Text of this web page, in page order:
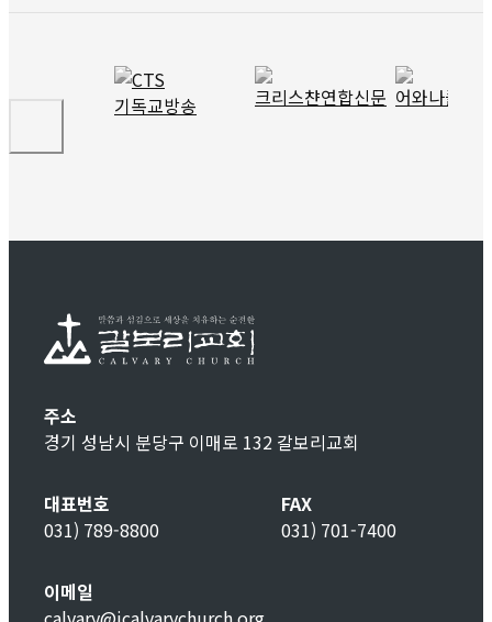
주소
경기 성남시 분당구 이매로 132 갈보리교회
대표번호
031) 789-8800
FAX
031) 701-7400
이메일